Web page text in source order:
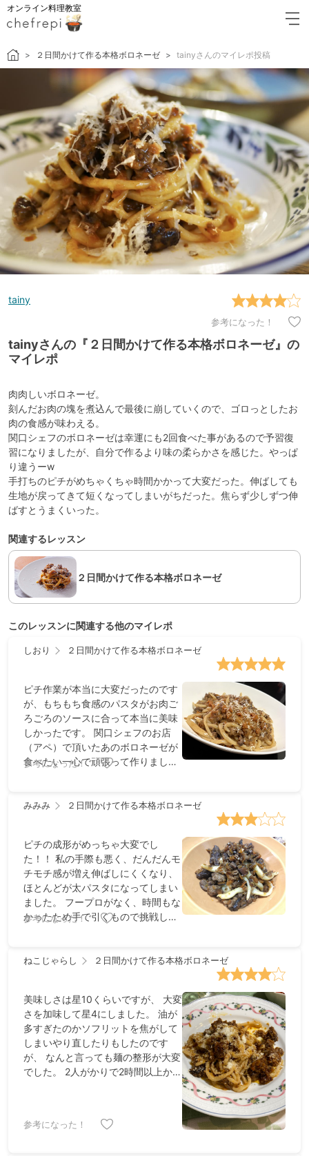
オンライン料理教室
２日間かけて作る本格ボロネーゼ tainyさんのマイレポ投稿
tainy
参考になった！
tainyさんの『２日間かけて作る本格ボロネーゼ』の
マイレポ
肉肉しいボロネーゼ。
刻んだお肉の塊を煮込んで最後に崩していくので、ゴロっとしたお
肉の食感が味わえる。
関口シェフのボロネーゼは幸運にも2回食べた事があるので予習復
習になりましたが、自分で作るより味の柔らかさを感じた。やっぱ
り違うーw
手打ちのピチがめちゃくちゃ時間かかって大変だった。伸ばしても
生地が戻ってきて短くなってしまいがちだった。焦らず少しずつ伸
ばすとうまくいった。
関連するレッスン
２日間かけて作る本格ボロネーゼ
このレッスンに関連する他のマイレポ
しおり ２日間かけて作る本格ボロネーゼ
ピチ作業が本当に大変だったのです
が、もちもち食感のパスタがお肉ご
ろごろのソースに合って本当に美味
しかったです。 関口シェフのお店
（アペ）で頂いたあのボロネーゼが
食べたい一心で頑張って作りまし
た！
参考になった！
みみみ ２日間かけて作る本格ボロネーゼ
ピチの成形がめっちゃ大変でし
た！！ 私の手際も悪く、だんだんモ
チモチ感が増え伸ばしにくくなり、
ほとんどが太パスタになってしまい
ました。 フープロがなく、時間もな
かったため手で引くもので挑戦しま
刃が回転する部分に筋が巻きつき後
椎茸の旨味もとっても感じることが
でき、余ったソフリット部分でアレ
ンジしたのもとっても美味しかった
です。
参考になった！
ねこじゃらし ２日間かけて作る本格ボロネーゼ
美味しさは星10くらいですが、 大変
さを加味して星4にしました。 油が
多すぎたのかソフリットを焦がして
しまいやり直したりもしたのです
が、 なんと言っても麺の整形が大変
でした。 2人がかりで2時間以上かか
てほしいとうちの麺担当者が言って
参考になった！